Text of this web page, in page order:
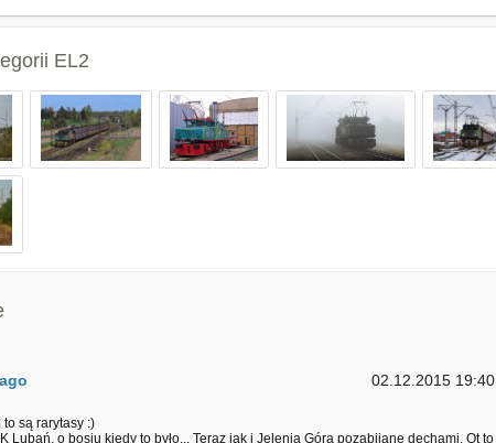
EL2
02.12.2015 19:40
to są rarytasy :)
Lubań, o bosiu kiedy to było... Teraz jak i Jelenia Góra pozabijane dechami. Ot to